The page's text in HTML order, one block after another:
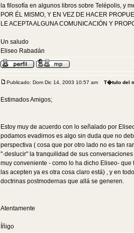
la filosofía en algunos libros sobre Telépolis, y
POR ÉL MISMO, Y EN VEZ DE HACER
LE ACEPTA ALGUNA COMUNICACIÓN Y
Un saludo
Eliseo Rabadán
Publicado: Dom Dic 14, 2003 10:57 am T�tulo del
Estimados Amigos;
Estoy muy de acuerdo con lo señalado por
podamos evadirnos es algo sin duda que no
perspectiva ( cosa que por otro lado no es tan
"·deslucir" la tranquilidad de sus
muy conveniente - como lo ha dicho Eliseo-
las acepten ya es otra cosa claro está) , y en
doctrinas postmodernas que allá se generen.
Atentamente
Íñigo